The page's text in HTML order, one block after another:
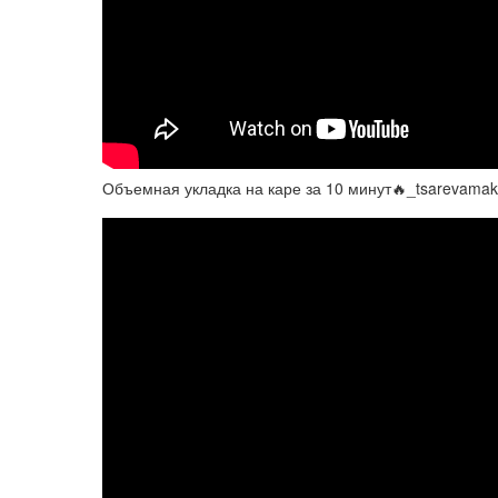
Объемная укладка на каре за 10